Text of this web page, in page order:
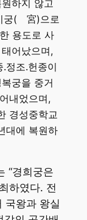
하지 않고
(離宮)으로
용도로 사
어났으며,
정조.헌종이
궁을 중거
내었으며,
경성중학교
대에 복원하
“경희궁은
하였다. 전
국왕과 왕실